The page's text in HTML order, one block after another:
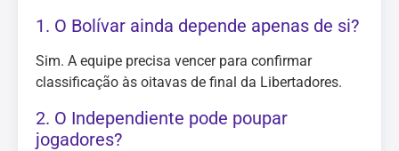
1. O Bolívar ainda depende apenas de si?
Sim. A equipe precisa vencer para confirmar
classificação às oitavas de final da Libertadores.
2. O Independiente pode poupar
jogadores?